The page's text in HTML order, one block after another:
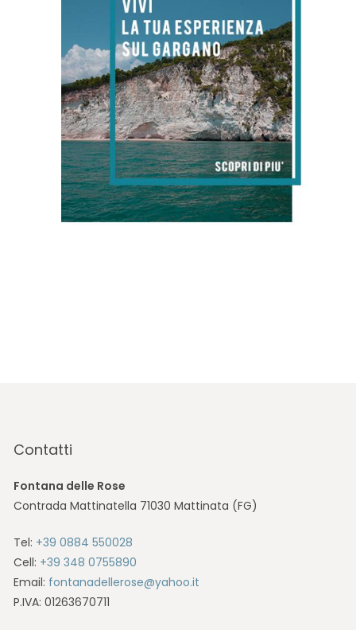
Contatti
Fontana delle Rose
Contrada Mattinatella 71030 Mattinata (FG)
Tel: +39 0884 550028
Cell: +39 348 0755890
Email: fontanadellerose@yahoo.it
P.IVA: 01263670711